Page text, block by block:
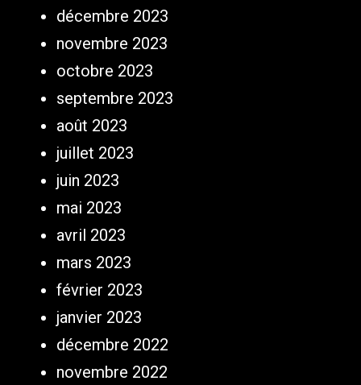
décembre 2023
novembre 2023
octobre 2023
septembre 2023
août 2023
juillet 2023
juin 2023
mai 2023
avril 2023
mars 2023
février 2023
janvier 2023
décembre 2022
novembre 2022